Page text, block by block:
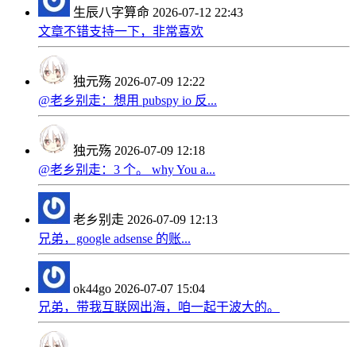
生辰八字算命 2026-07-12 22:43
文章不错支持一下，非常喜欢
独元殇 2026-07-09 12:22
@老乡别走：想用 pubspy io 反...
独元殇 2026-07-09 12:18
@老乡别走：3 个。 why You a...
老乡别走 2026-07-09 12:13
兄弟，google adsense 的账...
ok44go 2026-07-07 15:04
兄弟，带我互联网出海，咱一起干波大的。